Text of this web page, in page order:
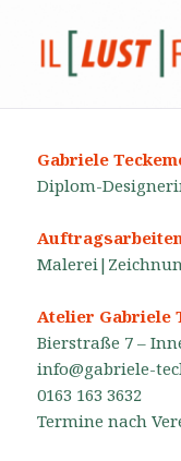
GABRIELE
Gabriele
Diplom-
Atelier Gabriele
Bierstraße 7 –
info@gabriele-
0163 163 3632
Termine nach